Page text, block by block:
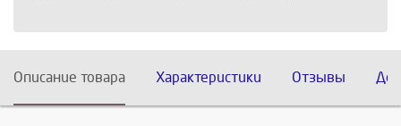
Описание товара Характеристики Отзывы